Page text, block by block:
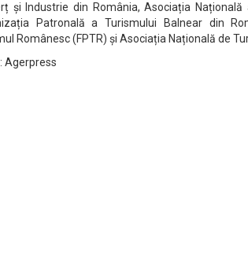
și Industrie din România, Asociația
Patronală a Turismului Balnear din
Românesc (FPTR) și Asociația Națională de
Agerpress